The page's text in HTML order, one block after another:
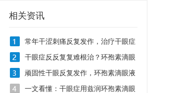
相关资讯
常年干涩刺痛反复发作，治疗干眼症
用什么滴眼液
干眼症反反复复难根治？环孢素滴眼
液Ⅱ0.05%的作用有哪些
顽固性干眼反复发作，环孢素滴眼液
Ⅱ治疗干眼症效果好吗
一文看懂：干眼症用兹润环孢素滴眼